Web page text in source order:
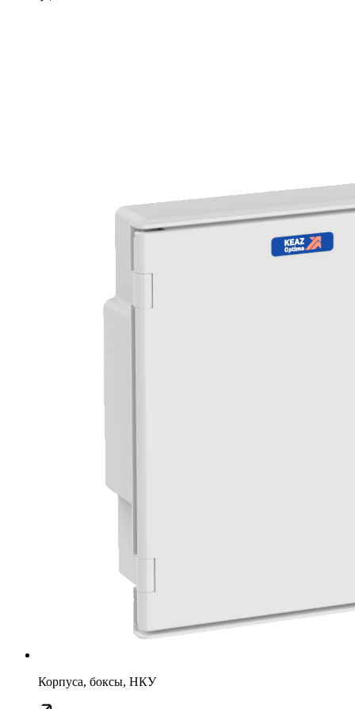
Корпуса, боксы, НКУ